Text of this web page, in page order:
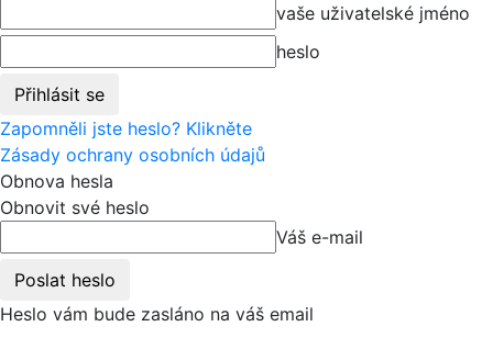
vaše uživatelské jméno
heslo
Zapomněli jste heslo? Klikněte
Zásady ochrany osobních údajů
Obnova hesla
Obnovit své heslo
Váš e-mail
Heslo vám bude zasláno na váš email